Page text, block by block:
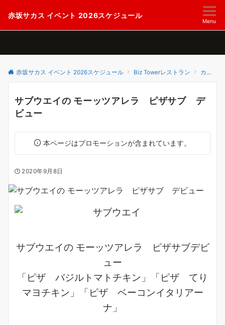
赤坂サカス イベント 2026スケジュール
Menu
赤坂サカス イベント 2026スケジュール Biz Towerレストラン カフェで一息する
サブウエイの モーッツアレラ ピザサブ デ
ビュー
本ページはプロモーションが含まれています。
2020年9月8日
サブウエイの モーッツアレラ ピザサブデビ
ュー
「 ピザ バジルトマトチキン」
「ピザ てり
マヨチキン」「 ピザ ベーコンイタリアー
ナ」